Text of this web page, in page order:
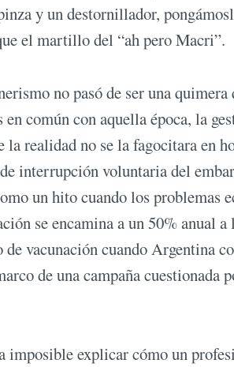
y un destornillador,
el martillo del “ah pero Macri”.
no pasó de ser una quimera
común con aquella época, la
realidad no se la fagocitara en
interrupción voluntaria del
un hito cuando los problemas
se encamina a un 50% anual a
vacunación cuando Argentina
de una campaña cuestionada
imposible explicar cómo un